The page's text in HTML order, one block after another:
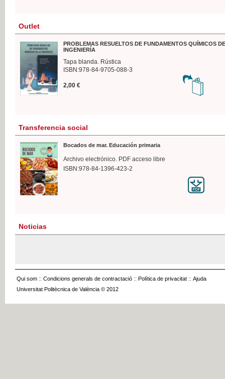
Outlet
PROBLEMAS RESUELTOS DE FUNDAMENTOS QUÍMICOS
INGENIERÍA
Tapa blanda. Rústica
ISBN:978-84-9705-088-3
2,00 €
Transferencia social
Bocados de mar. Educación primaria
Archivo electrónico. PDF acceso libre
ISBN:978-84-1396-423-2
Noticias
Qui som :: Condicions generals de contractació :: Política de privacitat :: Ajuda
Universitat Politècnica de València © 2012